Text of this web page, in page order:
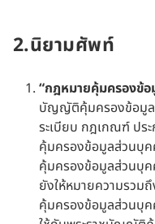
2.นิยามศัพท์
“กฎหมายคุ้มครองข้
บัญญัติคุ้มครองข้อมูล
ระเบียบ กฎเกณฑ์ ปร
คุ้มครองข้อมูลส่วนบุ
คุ้มครองข้อมูลส่วนบุ
ยังให้หมายความรวม
คุ้มครองข้อมูลส่วนบุ